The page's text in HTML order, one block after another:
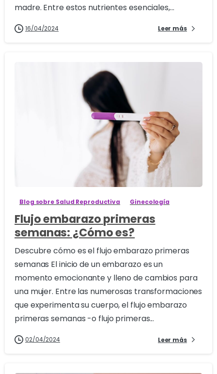
madre. Entre estos nutrientes esenciales,...
16/04/2024 Leer más
Blog sobre Salud Reproductiva Ginecología
Flujo embarazo primeras
semanas: ¿Cómo es?
Descubre cómo es el flujo embarazo primeras
semanas El inicio de un embarazo es un
momento emocionante y lleno de cambios para
una mujer. Entre las numerosas transformaciones
que experimenta su cuerpo, el flujo embarazo
primeras semanas -o flujo primeras...
02/04/2024 Leer más